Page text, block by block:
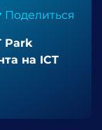
Поделиться
Park
на ICT